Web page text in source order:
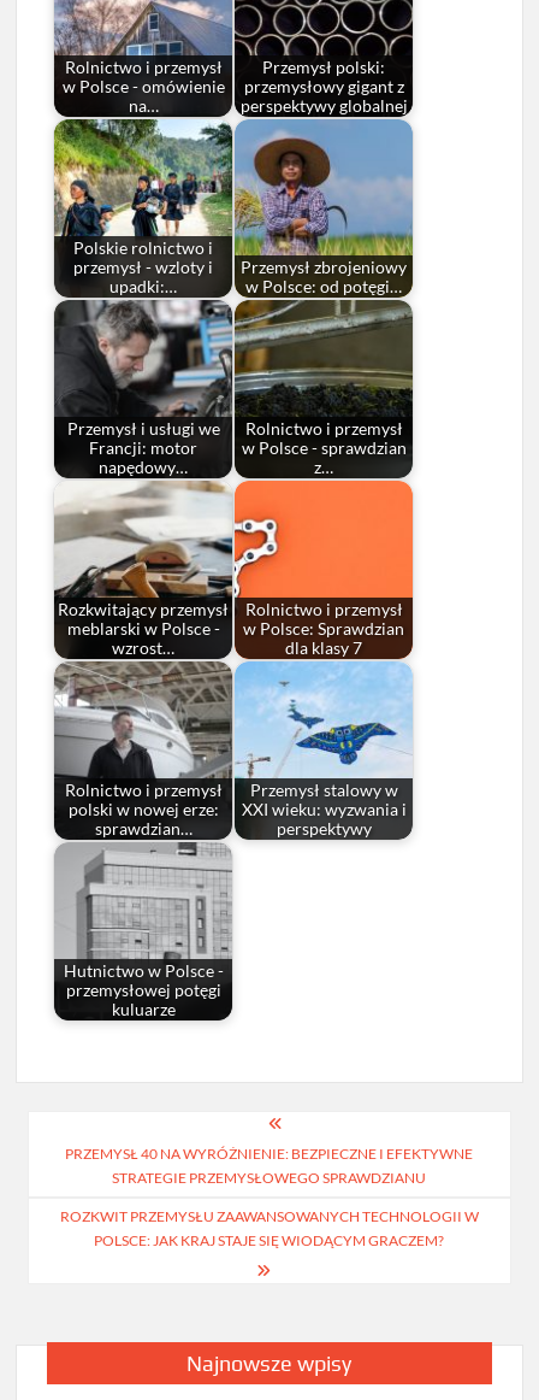
Rolnictwo i przemysł
w Polsce - omówienie
na…
Przemysł polski:
przemysłowy gigant z
perspektywy globalnej
Polskie rolnictwo i
przemysł - wzloty i
upadki:…
Przemysł zbrojeniowy
w Polsce: od potęgi…
Przemysł i usługi we
Francji: motor
napędowy…
Rolnictwo i przemysł
w Polsce - sprawdzian
z…
Rozkwitający przemysł
meblarski w Polsce -
wzrost…
Rolnictwo i przemysł
w Polsce: Sprawdzian
dla klasy 7
Rolnictwo i przemysł
polski w nowej erze:
sprawdzian…
Przemysł stalowy w
XXI wieku: wyzwania i
perspektywy
Hutnictwo w Polsce -
przemysłowej potęgi
kuluarze
wpisu
PRZEMYSŁ 40 NA WYRÓŻNIENIE: BEZPIECZNE I EFEKTYWNE
STRATEGIE PRZEMYSŁOWEGO SPRAWDZIANU
ROZKWIT PRZEMYSŁU ZAAWANSOWANYCH TECHNOLOGII W
POLSCE: JAK KRAJ STAJE SIĘ WIODĄCYM GRACZEM?
Najnowsze wpisy